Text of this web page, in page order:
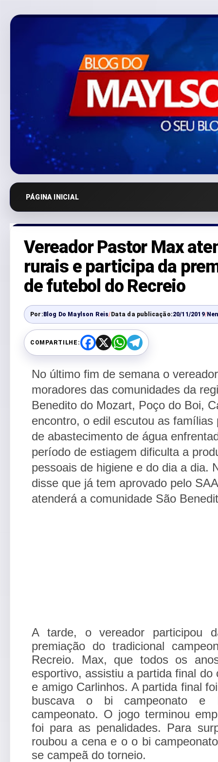
PÁGINA INICIAL
Vereador Pastor Max
rurais e participa da
de futebol do Recreio
Por:Blog Do Maylson Reis/Data da publicação:20/11/2019/
COMPARTILHE:
F
a
e
b
o
o
k
X
W
h
t
s
A
p
p
T
e
e
g
r
a
m
No último fim de semana o
moradores das comunidades da
Benedito do Mozart, Poço do Boi,
encontro, o edil escutou as
de abastecimento de água
período de estiagem dificulta a
pessoais de higiene e do dia a dia.
disse que já tem aprovado pelo
atenderá a comunidade São
A tarde, o vereador participou
premiação do tradicional
Recreio. Max, que todos os
esportivo, assistiu a partida final
e amigo Carlinhos. A partida final
buscava o bi campeonato e
campeonato. O jogo terminou
foi para as penalidades. Para
roubou a cena e o o bi
se campeã do torneio.